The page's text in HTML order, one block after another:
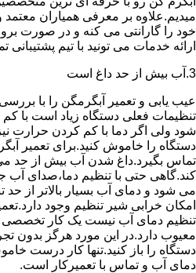
میدیم.علاوه بر معرفی همیاران
خود را گارانتی می کنه و در صورت
ارائه خدمات می تونید با تیم پشتیبانی
3.آب بیش از حد داغ است
عیب یابی و تعمیر آبگرمگن را با
تنظیمات فعلی دستگاه زیاد است
شود ولی اگر دما با کم کردن حرارت
دستگاه را خاموش کنید.برای تعمیر
تماس بگیرد.داغ شدن آب بیش از حد می
کند.گاهی حتی با تنظیم دما،صدای
می شود و دمای آب بسیار بالاتر از
امکان خرابی شیر تنظیم وجود
تنظیم دمای آب نیست یک کار
معیوب دارد.در این مورد هرگز بدون
دستگاه را باز کنید.تنها کار درست
دمای آب و تماس با تعمیرکار است.